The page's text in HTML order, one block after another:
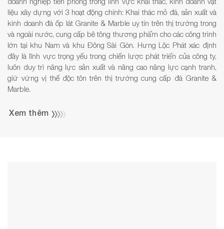
liệu xây dựng với 3 hoạt động chính: Khai thác mỏ đá, sản xuất và
kinh doanh đá ốp lát Granite & Marble uy tín trên thị trường trong
và ngoài nước, cung cấp bê tông thương phẩm cho các công trình
lớn tại khu Nam và khu Đông Sài Gòn. Hưng Lộc Phát xác định
đây là lĩnh vực trọng yếu trong chiến lược phát triển của công ty,
luôn duy trì năng lực sản xuất và nâng cao năng lực cạnh tranh,
giữ vững vị thế độc tôn trên thị trường cung cấp đá Granite &
Marble.
Xem thêm